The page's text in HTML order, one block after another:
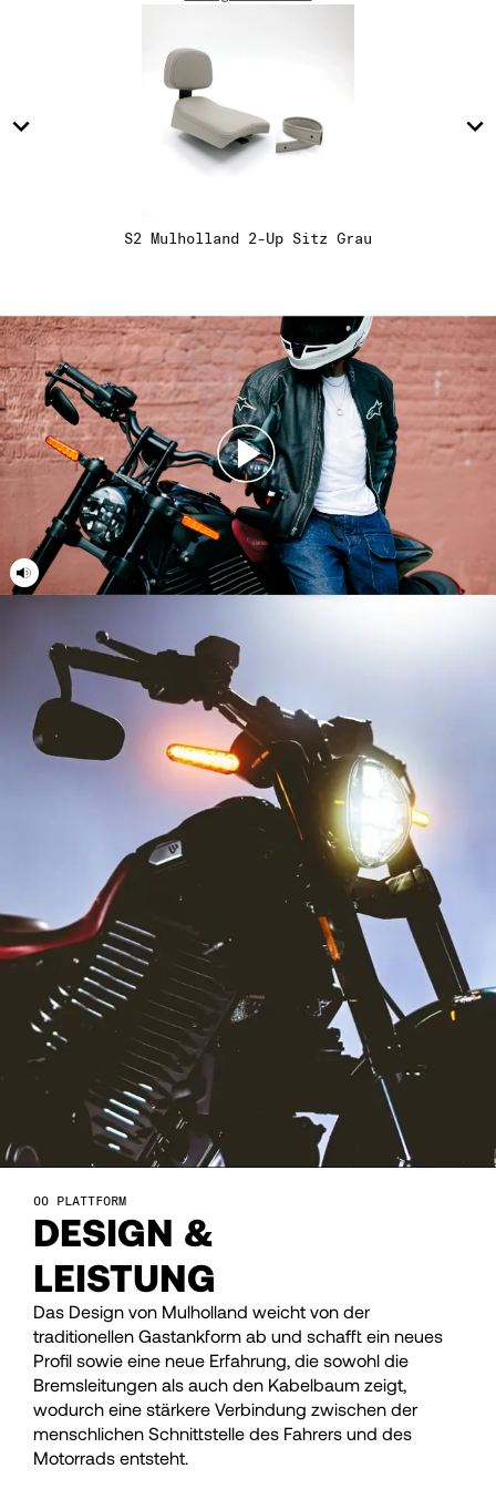
19
20
21
22
23
24
25
26
27
28
29
30
31
32
33
34
35
19
20
21
22
23
24
25
26
27
28
29
30
31
33
34
35
S2 Mulholland 2-Up Sitz Grau
PLATTFORM
DESIGN &
LEISTUNG
Das Design von Mulholland weicht von der
traditionellen Gastankform ab und schafft ein neues
Profil sowie eine neue Erfahrung, die sowohl die
Bremsleitungen als auch den Kabelbaum zeigt,
wodurch eine stärkere Verbindung zwischen der
menschlichen Schnittstelle des Fahrers und des
Motorrads entsteht.